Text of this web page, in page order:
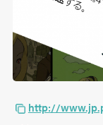
http://